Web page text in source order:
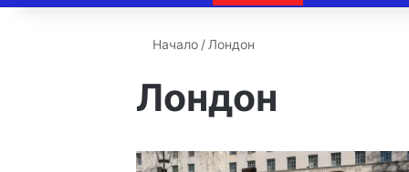
Начало / Лондон
Лондон